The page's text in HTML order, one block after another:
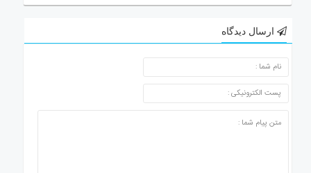
ارسال دیدگاه